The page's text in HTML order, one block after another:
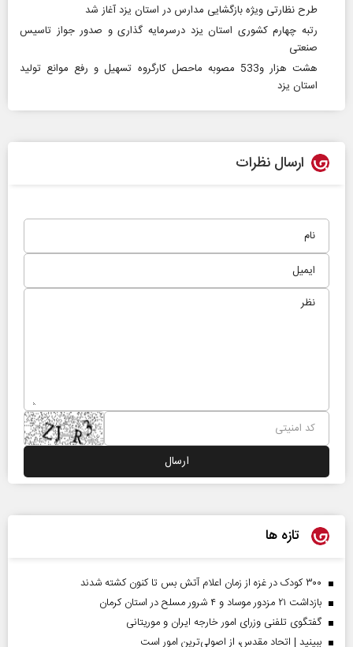
طرح نظارتی ویژه بازگشایی مدارس در استان یزد آغاز شد
رتبه چهارم کشوری استان یزد درسرمایه گذاری و صدور جواز تاسیس
صنعتی
هشت هزار و533 مصوبه ماحصل کارگروه تسهیل و رفع موانع تولید
استان یزد
ارسال نظرات
تازه ها
۳۰۰ کودک در غزه از زمان اعلام آتش بس تا کنون کشته شدند
بازداشت ۲۱ مزدور موساد و ۴ شرور مسلح در استان کرمان
گفتگوی تلفنی وزرای امور خارجه ایران و موریتانی
ببینید | اتحاد مقدس، از اصولی‌ترین امور است